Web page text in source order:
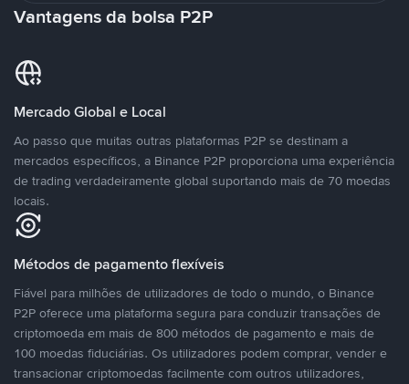
Vantagens da bolsa P2P
Mercado Global e Local
Ao passo que muitas outras plataformas P2P se destinam a
mercados específicos, a Binance P2P proporciona uma experiência
de trading verdadeiramente global suportando mais de 70 moedas
locais.
Métodos de pagamento flexíveis
Fiável para milhões de utilizadores de todo o mundo, o Binance
P2P oferece uma plataforma segura para conduzir transações de
criptomoeda em mais de 800 métodos de pagamento e mais de
100 moedas fiduciárias. Os utilizadores podem comprar, vender e
transacionar criptomoedas facilmente com outros utilizadores,